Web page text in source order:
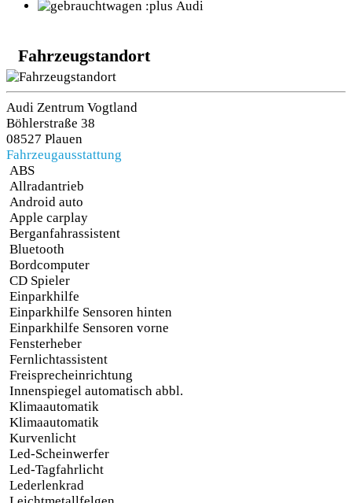
Fahrzeugstandort
Audi Zentrum Vogtland
Böhlerstraße 38
08527 Plauen
Fahrzeugausstattung
ABS
Allradantrieb
Android auto
Apple carplay
Berganfahrassistent
Bluetooth
Bordcomputer
CD Spieler
Einparkhilfe
Einparkhilfe Sensoren hinten
Einparkhilfe Sensoren vorne
Fensterheber
Fernlichtassistent
Freisprecheinrichtung
Innenspiegel automatisch abbl.
Klimaautomatik
Klimaautomatik
Kurvenlicht
Led-Scheinwerfer
Led-Tagfahrlicht
Lederlenkrad